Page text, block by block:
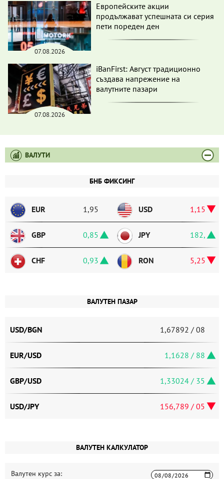
07.08.2026
Европейските акции
продължават успешната си серия
пети пореден ден
07.08.2026
iBanFirst: Август традиционно
създава напрежение на
валутните пазари
ВАЛУТИ
БНБ ФИКСИНГ
EUR 1,95583 USD 1,1535
GBP 0,85765 JPY 182,64
CHF 0,9347 RON 5,2525
ВАЛУТЕН ПАЗАР
USD/BGN 1,67892 / 08
EUR/USD 1,1628 / 88
GBP/USD 1,33024 / 35
USD/JPY 156,789 / 05
ВАЛУТЕН КАЛКУЛАТОР
Валутен курс за: